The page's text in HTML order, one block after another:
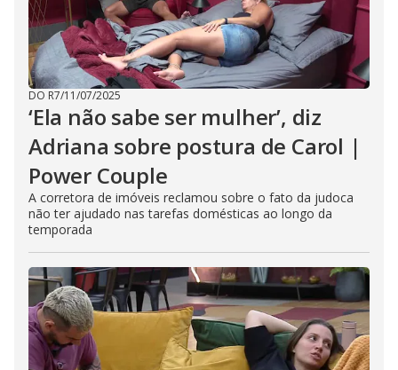
DO R7/11/07/2025
‘Ela não sabe ser mulher’, diz
Adriana sobre postura de Carol |
Power Couple
A corretora de imóveis reclamou sobre o fato da judoca
não ter ajudado nas tarefas domésticas ao longo da
temporada